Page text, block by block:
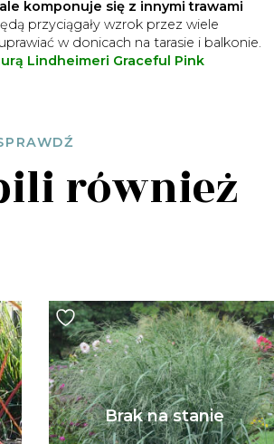
komponuje się z innymi trawami
przyciągały wzrok przez wiele
w donicach na tarasie i balkonie.
Lindheimeri Graceful Pink
również